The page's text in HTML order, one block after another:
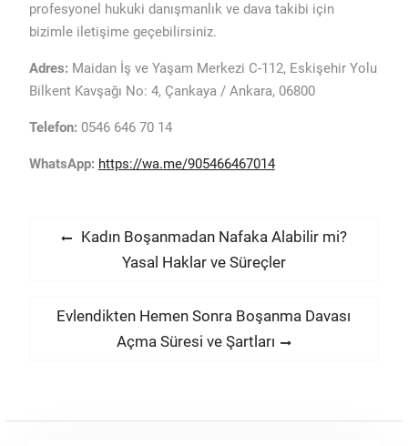
profesyonel hukuki danışmanlık ve dava takibi için
bizimle iletişime geçebilirsiniz.
Adres: Maidan İş ve Yaşam Merkezi C-112, Eskişehir Yolu
Bilkent Kavşağı No: 4, Çankaya / Ankara, 06800
Telefon: 0546 646 70 14
WhatsApp: https://wa.me/905466467014
Yazı
gezinmesi
Previous
Kadın Boşanmadan Nafaka Alabilir mi?
Yasal Haklar ve Süreçler
Next
Evlendikten Hemen Sonra Boşanma Davası
Açma Süresi ve Şartları